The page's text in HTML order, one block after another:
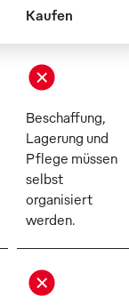
Kaufen
Beschaffung,
Lagerung und
Pflege müssen
selbst
organisiert
werden.